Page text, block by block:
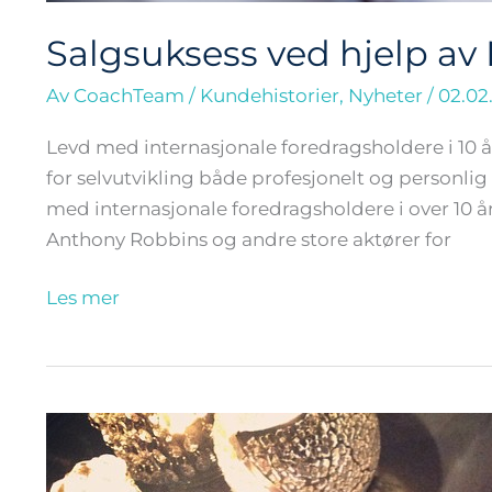
Salgsuksess ved hjelp av
Av CoachTeam / Kundehistorier, Nyheter /
Levd med internasjonale foredragsholdere i
for selvutvikling både profesjonelt og personlig
med internasjonale foredragsholdere i over 10
Anthony Robbins og andre store aktører for
Les mer
utfordret